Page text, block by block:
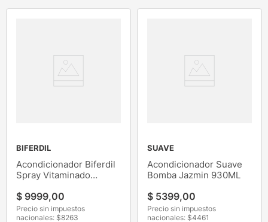
BIFERDIL
Acondicionador Biferdil
Spray Vitaminado
$ 9999,00
Precio sin impuestos
nacionales: $8263
SUAVE
Acondicionador Suave
Bomba Jazmin 930ML
$ 5399,00
Precio sin impuestos
nacionales: $4461